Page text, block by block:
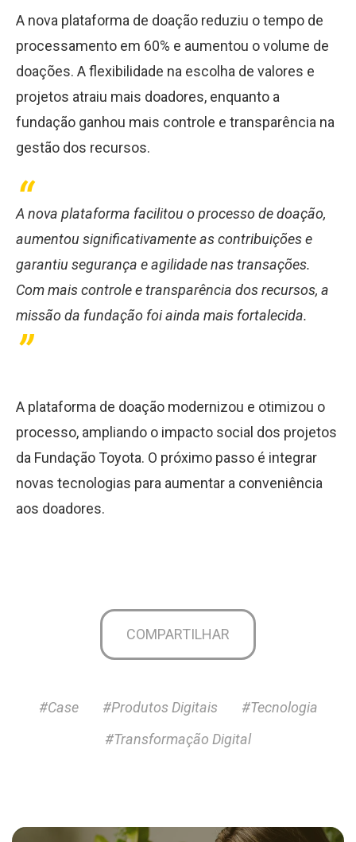
A nova plataforma de doação reduziu o tempo de
processamento em 60% e aumentou o volume de
doações. A flexibilidade na escolha de valores e
projetos atraiu mais doadores, enquanto a
fundação ganhou mais controle e transparência na
gestão dos recursos.
A nova plataforma facilitou o processo de doação,
aumentou significativamente as contribuições e
garantiu segurança e agilidade nas transações.
Com mais controle e transparência dos recursos, a
missão da fundação foi ainda mais fortalecida.
A plataforma de doação modernizou e otimizou o
processo, ampliando o impacto social dos projetos
da Fundação Toyota. O próximo passo é integrar
novas tecnologias para aumentar a conveniência
aos doadores.
COMPARTILHAR
#Case #Produtos Digitais
#Tecnologia
#Transformação Digital